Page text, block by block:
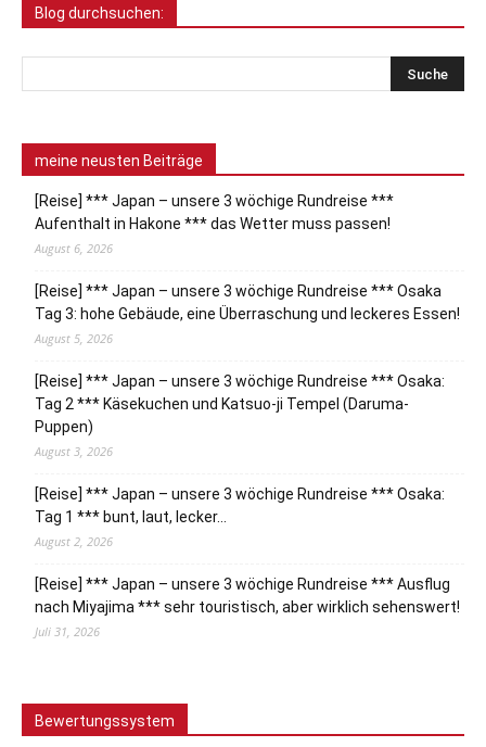
Blog durchsuchen:
meine neusten Beiträge
[Reise] *** Japan – unsere 3 wöchige Rundreise ***
Aufenthalt in Hakone *** das Wetter muss passen!
August 6, 2026
[Reise] *** Japan – unsere 3 wöchige Rundreise *** Osaka
Tag 3: hohe Gebäude, eine Überraschung und leckeres Essen!
August 5, 2026
[Reise] *** Japan – unsere 3 wöchige Rundreise *** Osaka:
Tag 2 *** Käsekuchen und Katsuo-ji Tempel (Daruma-
Puppen)
August 3, 2026
[Reise] *** Japan – unsere 3 wöchige Rundreise *** Osaka:
Tag 1 *** bunt, laut, lecker…
August 2, 2026
[Reise] *** Japan – unsere 3 wöchige Rundreise *** Ausflug
nach Miyajima *** sehr touristisch, aber wirklich sehenswert!
Juli 31, 2026
Bewertungssystem